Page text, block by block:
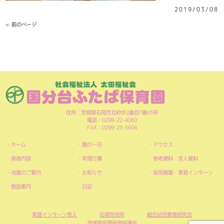
2019/03/08
« 前のページ
住所：茨城県石岡市北府中2番目7番43号
電話：0299-22-4060
FAX：0299-23-5694
ホーム
保育内容
当園のご案内
施設案内
園の一日
年間行事
お知らせ
日記
アクセス
参考資料・求人資料
採用情報・実習インターン
実習インターン受入 石岡市役所
総合幼児教育研究会
茨城県民間保育協議会